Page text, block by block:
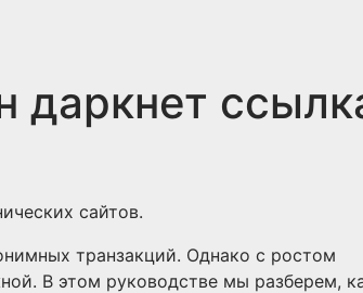
даркнет
сайтов.
транзакций. Однако с ростом
В этом руководстве мы разберем,